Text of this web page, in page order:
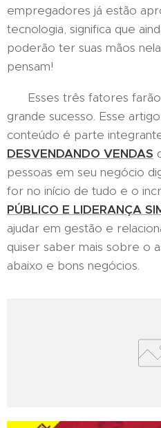
empregadores já estão
tecnologia, significa que
poderão ter suas mãos
pensam!
Esses três fatores farão
grande sucesso. Esse
conteúdo é parte
DESVENDANDO VENDAS
pessoas em seu negócio
for no início de tudo e o
PÚBLICO E LIDERANÇA
ajudar em gestão e
quiser saber mais sobre o
abaixo e bons negócios.